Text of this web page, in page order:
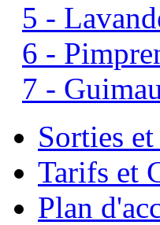
5 -
6 -
7 -
Sorties
Tarifs et
Plan